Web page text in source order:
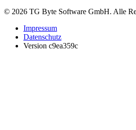
© 2026 TG Byte Software GmbH. Alle
Impressum
Datenschutz
Version c9ea359c